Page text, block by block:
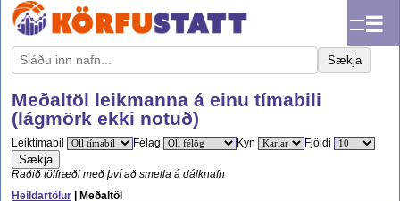
☰
Sækja
Meðaltöl leikmanna á einu tímabili
(lágmörk ekki notuð)
Leiktímabil Félag Kyn Fjöldi
Sækja
Raðið tölfræði með því að smella á dálknafn
Heildartölur | Meðaltöl